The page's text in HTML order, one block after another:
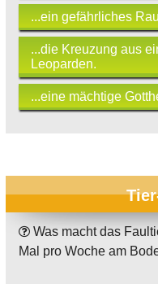
...ein gefährliches
...die Kreuzung aus
Leoparden.
...eine mächtige
Was macht das
Mal pro Woche am